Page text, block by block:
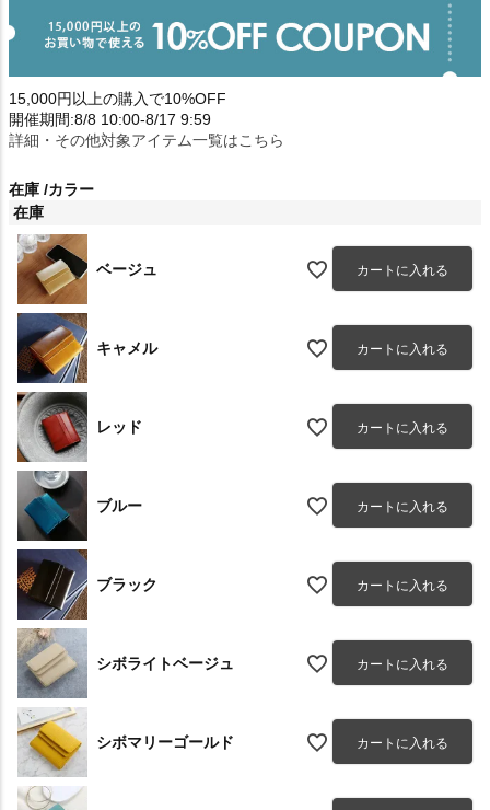
15,000円以上の購入で10%OFF
開催期間:8/8 10:00-8/17 9:59
詳細・その他対象アイテム一覧はこちら
在庫 カラー
在庫
ベージュ カートに入れる
キャメル カートに入れる
レッド カートに入れる
ブルー カートに入れる
ブラック カートに入れる
シボライトベージュ カートに入れる
シボマリーゴールド カートに入れる